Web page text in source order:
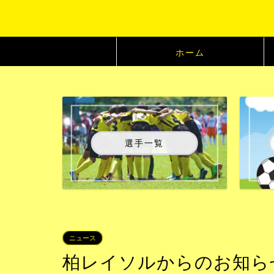
ホーム
選手一覧
ニュース
柏レイソルからのお知